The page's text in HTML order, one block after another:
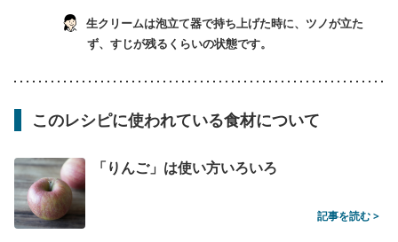
生クリームは泡立て器で持ち上げた時に、ツノが立た
ず、すじが残るくらいの状態です。
このレシピに使われている食材について
「りんご」は使い方いろいろ
記事を読む >